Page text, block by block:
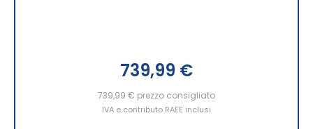
739,99 €
739,99 € prezzo consigliato
IVA e contributo RAEE inclusi